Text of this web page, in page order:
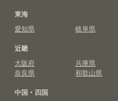
東海
愛知県
岐阜県
近畿
大阪府
兵庫県
奈良県
和歌山県
中国・四国